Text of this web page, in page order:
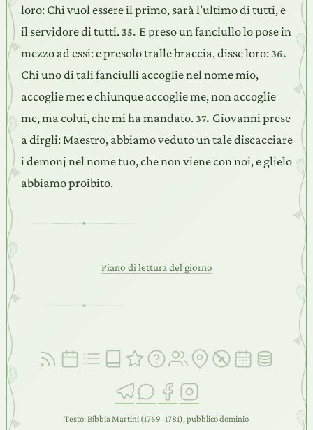
loro: Chi vuol essere il primo, sarà l'ultimo di tutti, e
il servidore di tutti.35. E preso un fanciullo lo pose in
mezzo ad essi: e presolo tralle braccia, disse loro:36.
Chi uno di tali fanciulli accoglie nel nome mio,
accoglie me: e chiunque accoglie me, non accoglie
me, ma colui, che mi ha mandato.37. Giovanni prese
a dirgli: Maestro, abbiamo veduto un tale discacciare
i demonj nel nome tuo, che non viene con noi, e glielo
abbiamo proibito.
Piano di lettura del giorno
Testo: Bibbia Martini (1769–1781), pubblico dominio